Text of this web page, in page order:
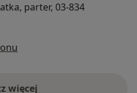
parter, 03-834
więcej